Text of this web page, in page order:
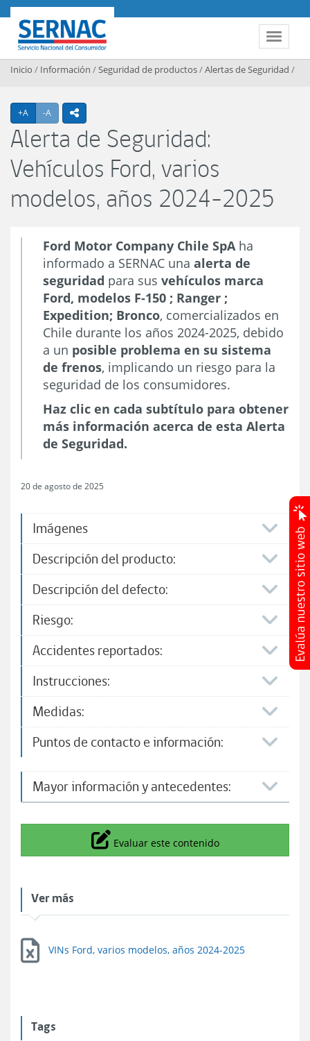
Contenido principal
Toggle
SERNAC
Inicio / Información /Seguridad de productos/Alertas de Seguridad /
+A Agrandar texto
-A Achicar textoicono compartir
Alerta de Seguridad:
Vehículos Ford, varios
modelos, años 2024-2025
Ford Motor Company Chile SpA ha
informado a SERNAC una alerta de
seguridad para sus vehículos marca
Ford, modelos F-150 ; Ranger ;
Expedition; Bronco, comercializados en
Chile durante los años 2024-2025, debido
a un posible problema en su sistema
de frenos, implicando un riesgo para la
seguridad de los consumidores.
Haz clic en cada subtítulo para obtener
más información acerca de esta Alerta
de Seguridad.
20 de agosto de 2025
Imágenes
Descripción del producto:
Descripción del defecto:
Riesgo:
Accidentes reportados:
Instrucciones:
Medidas:
Puntos de contacto e información:​
Mayor información y antecedentes:
Icono
Evaluar este contenido
Ver más
VINs Ford, varios modelos, años 2024-2025
Tags